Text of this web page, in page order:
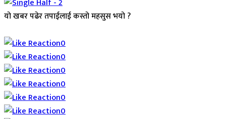
यो खबर पढेर तपाईलाई कस्तो महसुस भयो ?
0
0
0
0
0
0